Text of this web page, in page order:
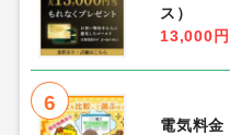
ス）
13,000円
6
電気料金